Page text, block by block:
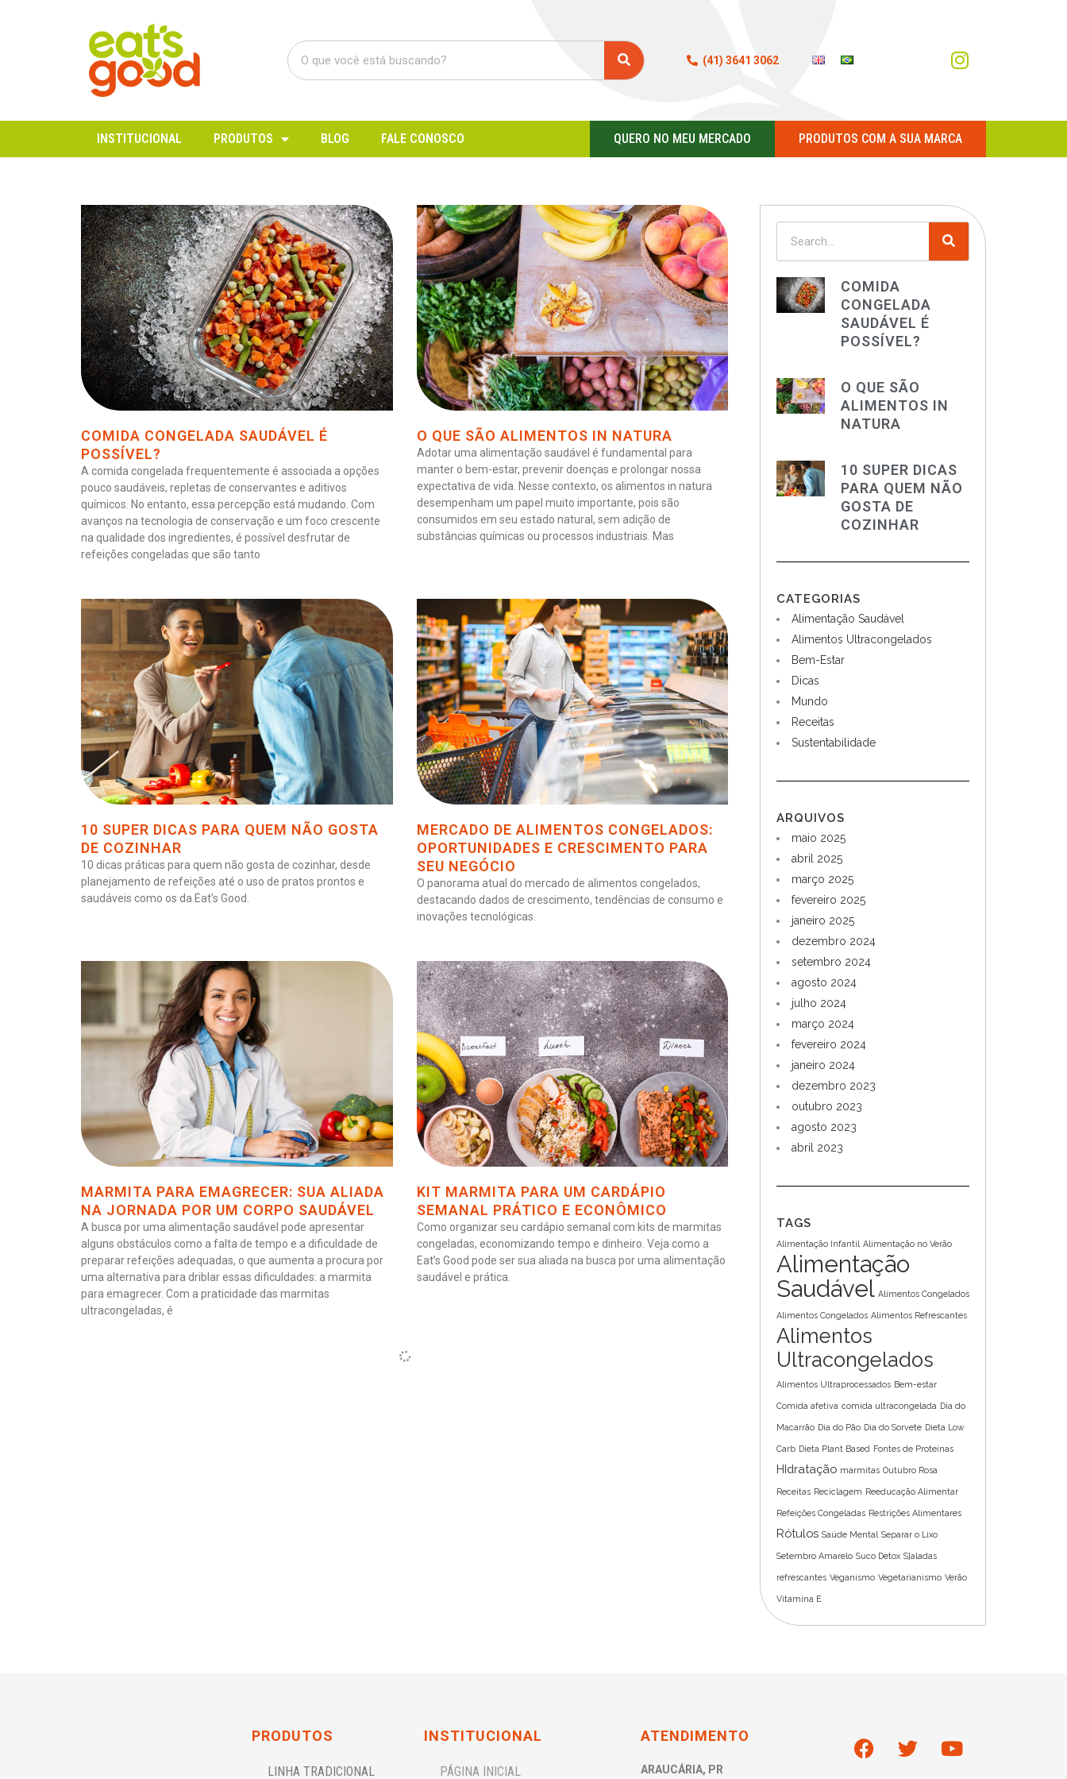
(41) 3641 3062
INSTITUCIONAL PRODUTOS BLOG FALE CONOSCO QUERO NO MEU MERCADO PRODUTOS COM A SUA MARCA
COMIDA CONGELADA SAUDÁVEL É
POSSÍVEL?
A comida congelada frequentemente é associada a opções
pouco saudáveis, repletas de conservantes e aditivos
químicos. No entanto, essa percepção está mudando. Com
avanços na tecnologia de conservação e um foco crescente
na qualidade dos ingredientes, é possível desfrutar de
refeições congeladas que são tanto
O QUE SÃO ALIMENTOS IN NATURA
Adotar uma alimentação saudável é fundamental para
manter o bem-estar, prevenir doenças e prolongar nossa
expectativa de vida. Nesse contexto, os alimentos in natura
desempenham um papel muito importante, pois são
consumidos em seu estado natural, sem adição de
substâncias químicas ou processos industriais. Mas
10 SUPER DICAS PARA QUEM NÃO GOSTA
DE COZINHAR
10 dicas práticas para quem não gosta de cozinhar, desde
planejamento de refeições até o uso de pratos prontos e
saudáveis como os da Eat’s Good.
MERCADO DE ALIMENTOS CONGELADOS:
OPORTUNIDADES E CRESCIMENTO PARA
SEU NEGÓCIO
O panorama atual do mercado de alimentos congelados,
destacando dados de crescimento, tendências de consumo e
inovações tecnológicas.
MARMITA PARA EMAGRECER: SUA ALIADA
NA JORNADA POR UM CORPO SAUDÁVEL
A busca por uma alimentação saudável pode apresentar
alguns obstáculos como a falta de tempo e a dificuldade de
preparar refeições adequadas, o que aumenta a procura por
uma alternativa para driblar essas dificuldades: a marmita
para emagrecer. Com a praticidade das marmitas
ultracongeladas, é
KIT MARMITA PARA UM CARDÁPIO
SEMANAL PRÁTICO E ECONÔMICO
Como organizar seu cardápio semanal com kits de marmitas
congeladas, economizando tempo e dinheiro. Veja como a
Eat’s Good pode ser sua aliada na busca por uma alimentação
saudável e prática.
COMIDA
CONGELADA
SAUDÁVEL É
POSSÍVEL?
O QUE SÃO
ALIMENTOS IN
NATURA
10 SUPER DICAS
PARA QUEM NÃO
GOSTA DE
COZINHAR
CATEGORIAS
Alimentação Saudável
Alimentos Ultracongelados
Bem-Estar
Dicas
Mundo
Receitas
Sustentabilidade
ARQUIVOS
maio 2025
abril 2025
março 2025
fevereiro 2025
janeiro 2025
dezembro 2024
setembro 2024
agosto 2024
julho 2024
março 2024
fevereiro 2024
janeiro 2024
dezembro 2023
outubro 2023
agosto 2023
abril 2023
TAGS
Alimentação Infantil Alimentação no Verão
Alimentação
Saudável Alimentos Congelados
Alimentos Congelados Alimentos Refrescantes
Alimentos
Ultracongelados
Alimentos Ultraprocessados Bem-estar
Comida afetiva comida ultracongelada Dia do
Macarrão Dia do Pão Dia do Sorvete Dieta Low
Carb Dieta Plant Based Fontes de Proteínas
HIdratação marmitas Outubro Rosa
Receitas Reciclagem Reeducação Alimentar
Refeições Congeladas Restrições Alimentares
Rótulos Saúde Mental Separar o Lixo
Setembro Amarelo Suco Detox S]aladas
refrescantes Veganismo Vegetarianismo Verão
Vitamina E
PRODUTOS
LINHA TRADICIONAL
INSTITUCIONAL
PÁGINA INICIAL
ATENDIMENTO
ARAUCÁRIA, PR